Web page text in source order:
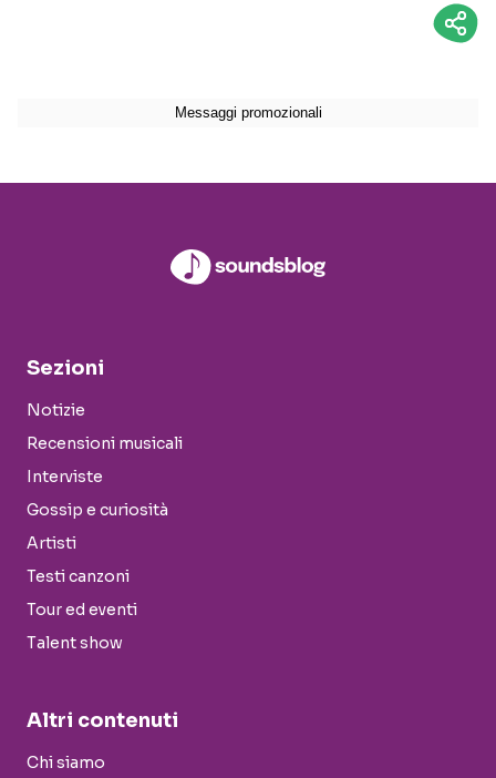
Sezioni
Notizie
Recensioni musicali
Interviste
Gossip e curiosità
Artisti
Testi canzoni
Tour ed eventi
Talent show
Altri contenuti
Chi siamo